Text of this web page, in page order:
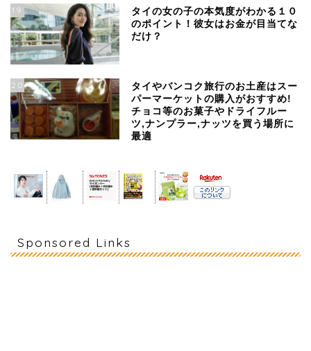
19
タイの女の子の本気度がわかる１０
のポイント！彼女はお金が目当てな
だけ？
20
タイやバンコク旅行のお土産はスー
パーマーケットの購入がおすすめ!
チョコ等のお菓子やドライフルー
ツ,ナンプラー,ナッツを買う場所に
最適
Sponsored Links